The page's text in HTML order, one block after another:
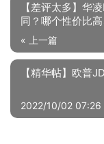
【差评太多】华
同？哪个性价比
« 上一篇
【精华帖】欧普
2022/10/02 07:26